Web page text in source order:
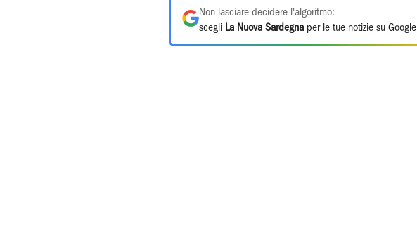
Non lasciare decidere l'algoritmo:
scegli La Nuova Sardegna per le tue notizie su Google